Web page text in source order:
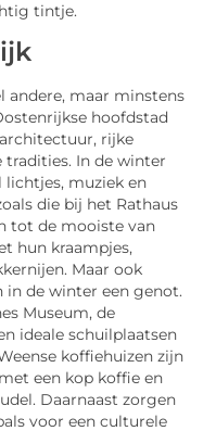
tintje.
andere, maar minstens
hoofdstad
rijke
tradities. In de winter
lichtjes, muziek en
die bij het Rathaus
tot de mooiste van
hun kraampjes,
Maar ook
in de winter een genot.
Museum, de
ideale schuilplaatsen
koffiehuizen zijn
een kop koffie en
Daarnaast zorgen
voor een culturele